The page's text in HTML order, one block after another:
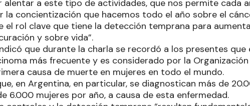
alentar a este tipo de actividades, que nos permite cada
la concientización que hacemos todo el año sobre el
el rol clave que tiene la detección temprana para
y sobre vida”.
que durante la charla se recordó a los presentes que
más frecuente y es considerado por la
causa de muerte en mujeres en todo el mundo.
en Argentina, en particular, se diagnostican más de
6.000 mujeres por año, a causa de esta enfermedad.